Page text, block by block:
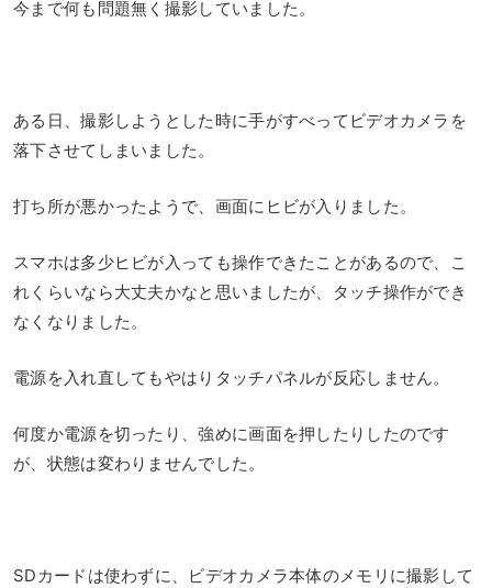
今まで何も問題無く撮影していました。
ある日、撮影しようとした時に手がすべってビデオカメラを
落下させてしまいました。
打ち所が悪かったようで、画面にヒビが入りました。
スマホは多少ヒビが入っても操作できたことがあるので、こ
れくらいなら大丈夫かなと思いましたが、タッチ操作ができ
なくなりました。
電源を入れ直してもやはりタッチパネルが反応しません。
何度か電源を切ったり、強めに画面を押したりしたのです
が、状態は変わりませんでした。
SDカードは使わずに、ビデオカメラ本体のメモリに撮影して